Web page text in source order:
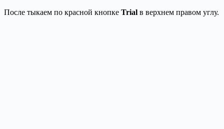
После тыкаем по красной кнопке Trial в верхнем правом углу.